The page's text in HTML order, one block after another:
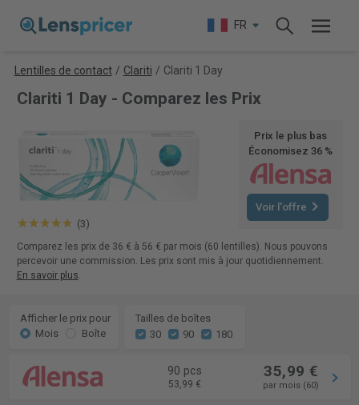
FR
Lentilles de contact / Clariti / Clariti 1 Day
Clariti 1 Day - Comparez les Prix
(3)
Prix le plus bas
Économisez 36 %
Voir l'offre
Comparez les prix de 36 € à 56 € par mois (60 lentilles). Nous pouvons
percevoir une commission. Les prix sont mis à jour quotidiennement.
En savoir plus.
Afficher le prix pour
Mois
Boîte
Tailles de boîtes
30
90 180
90 pcs
53,99 €
35,99 €
par mois (60)